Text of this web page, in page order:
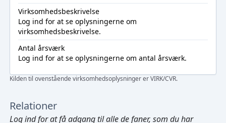
Virksomhedsbeskrivelse
Log ind for at se oplysningerne om
virksomhedsbeskrivelse.
Antal årsværk
Log ind for at se oplysningerne om antal årsværk.
Kilden til ovenstående virksomhedsoplysninger er VIRK/CVR.
Relationer
Log indfor at få adgang til alle de faner, som du har